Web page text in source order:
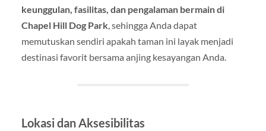
keunggulan, fasilitas, dan pengalaman bermain di
Chapel Hill Dog Park, sehingga Anda dapat
memutuskan sendiri apakah taman ini layak menjadi
destinasi favorit bersama anjing kesayangan Anda.
Lokasi dan Aksesibilitas